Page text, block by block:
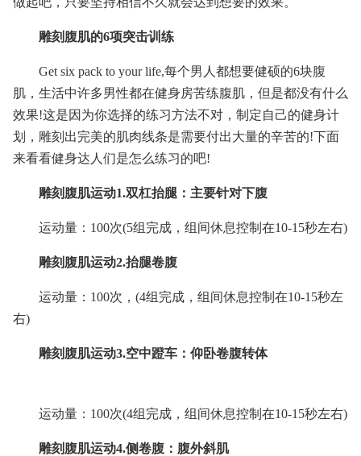
雕刻腹肌的6项突击训练
Get six pack to your life,每个男人都想要健硕的6块腹
肌，生活中许多男性都在健身房苦练腹肌，但是都没有什么
效果!这是因为你选择的练习方法不对，制定自己的健身计
划，雕刻出完美的肌肉线条是需要付出大量的辛苦的!下面
来看看健身达人们是怎么练习的吧!
雕刻腹肌运动1.双杠抬腿：主要针对下腹
运动量：100次(5组完成，组间休息控制在10-15秒左右)
雕刻腹肌运动2.抬腿卷腹
运动量：100次，(4组完成，组间休息控制在10-15秒左
右)
雕刻腹肌运动3.空中蹬车：仰卧卷腹转体
运动量：100次(4组完成，组间休息控制在10-15秒左右)
雕刻腹肌运动4.侧卷腹：腹外斜肌